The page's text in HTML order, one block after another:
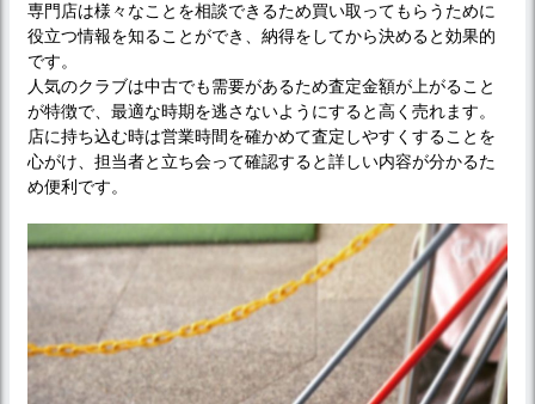
専門店は様々なことを相談できるため買い取ってもらうために
役立つ情報を知ることができ、納得をしてから決めると効果的
です。
人気のクラブは中古でも需要があるため査定金額が上がること
が特徴で、最適な時期を逃さないようにすると高く売れます。
店に持ち込む時は営業時間を確かめて査定しやすくすることを
心がけ、担当者と立ち会って確認すると詳しい内容が分かるた
め便利です。